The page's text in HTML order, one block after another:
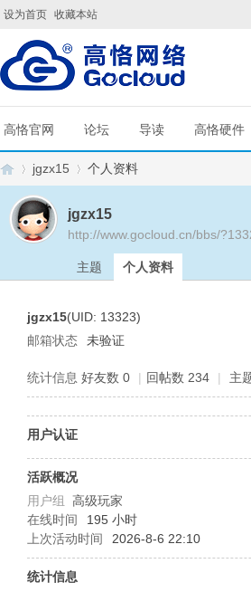
设为首页 收藏本站
高恪官网 论坛 导读 高恪硬件
jgzx15 个人资料
jgzx15
http://www.gocloud.cn/bbs/
主题 个人资料
jgzx15(UID: 13323)
邮箱状态
未验证
统计信息 好友数 0 | 回帖数 234 | 主
用户认证
活跃概况
用户组 高级玩家
在线时间
195 小时
上次活动时间
2026-8-6 22:10
统计信息